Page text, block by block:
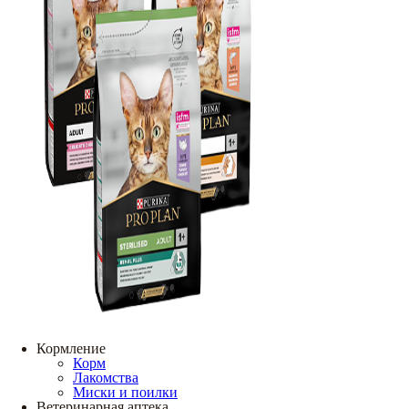
Кормление
Корм
Лакомства
Миски и поилки